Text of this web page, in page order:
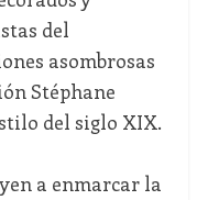
del
asombrosas
Stéphane
del siglo XIX.
a enmarcar la